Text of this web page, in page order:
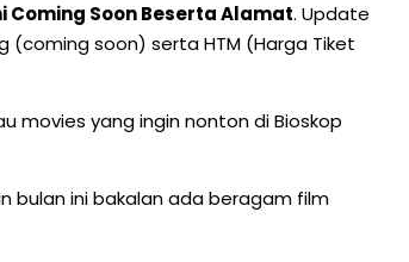
Coming Soon Beserta Alamat. Update
(coming soon) serta HTM (Harga Tiket
movies yang ingin nonton di Bioskop
bulan ini bakalan ada beragam film